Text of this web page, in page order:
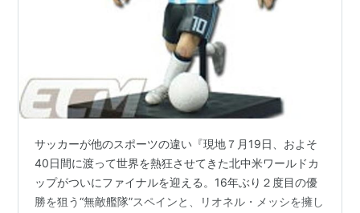
サッカーが他のスポーツの違い『現地７月19日、およそ
40日間に渡って世界を熱狂させてきた北中米ワールドカ
ップがついにファイナルを迎える。16年ぶり２度目の優
勝を狙う“無敵艦隊”スペインと、リオネル・メッシを擁し